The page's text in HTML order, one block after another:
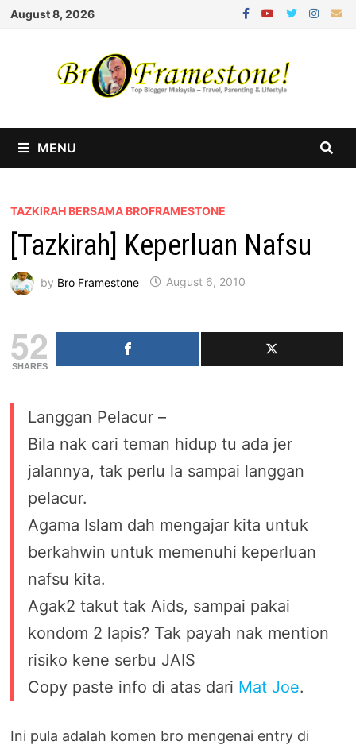
Skip
August 8, 2026
MENU
TAZKIRAH BERSAMA BROFRAMESTONE
[Tazkirah] Keperluan Nafsu
by Bro Framestone August 6, 2010
52
SHARES
Langgan Pelacur –
Bila nak cari teman hidup tu ada jer
jalannya, tak perlu la sampai langgan
pelacur.
Agama Islam dah mengajar kita untuk
berkahwin untuk memenuhi keperluan
nafsu kita.
Agak2 takut tak Aids, sampai pakai
kondom 2 lapis? Tak payah nak mention
risiko kene serbu JAIS
Copy paste info di atas dari Mat Joe.
Ini pula adalah komen bro mengenai entry di